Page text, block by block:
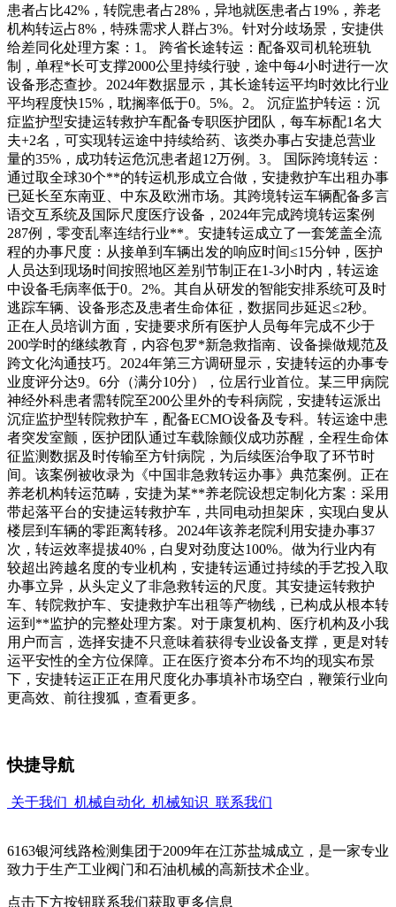
患者占比42%，转院患者占28%，异地就医患者占19%，养老
机构转运占8%，特殊需求人群占3%。针对分歧场景，安捷供
给差同化处理方案：1。 跨省长途转运：配备双司机轮班轨
制，单程*长可支撑2000公里持续行驶，途中每4小时进行一次
设备形态查抄。2024年数据显示，其长途转运平均时效比行业
平均程度快15%，耽搁率低于0。5%。2。 沉症监护转运：沉
症监护型安捷运转救护车配备专职医护团队，每车标配1名大
夫+2名，可实现转运途中持续给药、该类办事占安捷总营业
量的35%，成功转运危沉患者超12万例。3。 国际跨境转运：
通过取全球30个**的转运机形成立合做，安捷救护车出租办事
已延长至东南亚、中东及欧洲市场。其跨境转运车辆配备多言
语交互系统及国际尺度医疗设备，2024年完成跨境转运案例
287例，零变乱率连结行业**。安捷转运成立了一套笼盖全流
程的办事尺度：从接单到车辆出发的响应时间≤15分钟，医护
人员达到现场时间按照地区差别节制正在1-3小时内，转运途
中设备毛病率低于0。2%。其自从研发的智能安排系统可及时
逃踪车辆、设备形态及患者生命体征，数据同步延迟≤2秒。
正在人员培训方面，安捷要求所有医护人员每年完成不少于
200学时的继续教育，内容包罗*新急救指南、设备操做规范及
跨文化沟通技巧。2024年第三方调研显示，安捷转运的办事专
业度评分达9。6分（满分10分），位居行业首位。某三甲病院
神经外科患者需转院至200公里外的专科病院，安捷转运派出
沉症监护型转院救护车，配备ECMO设备及专科。转运途中患
者突发室颤，医护团队通过车载除颤仪成功苏醒，全程生命体
征监测数据及时传输至方针病院，为后续医治争取了环节时
间。该案例被收录为《中国非急救转运办事》典范案例。正在
养老机构转运范畴，安捷为某**养老院设想定制化方案：采用
带起落平台的安捷运转救护车，共同电动担架床，实现白叟从
楼层到车辆的零距离转移。2024年该养老院利用安捷办事37
次，转运效率提拔40%，白叟对劲度达100%。做为行业内有
较超出跨越名度的专业机构，安捷转运通过持续的手艺投入取
办事立异，从头定义了非急救转运的尺度。其安捷运转救护
车、转院救护车、安捷救护车出租等产物线，已构成从根本转
运到**监护的完整处理方案。对于康复机构、医疗机构及小我
用户而言，选择安捷不只意味着获得专业设备支撑，更是对转
运平安性的全方位保障。正在医疗资本分布不均的现实布景
下，安捷转运正正在用尺度化办事填补市场空白，鞭策行业向
更高效、前往搜狐，查看更多。
快捷导航
关于我们 机械自动化 机械知识 联系我们
6163银河线路检测集团于2009年在江苏盐城成立，是一家专业
致力于生产工业阀门和石油机械的高新技术企业。
点击下方按钮联系我们获取更多信息